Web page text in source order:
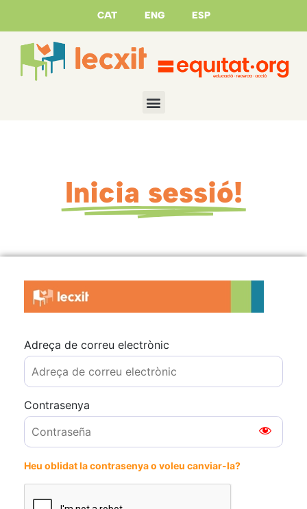
CAT ENG ESP
Inicia sessió!
Adreça de correu electrònic
Contrasenya
Heu oblidat la contrasenya o voleu canviar-la?